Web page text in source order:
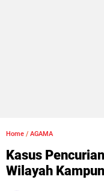
Home / AGAMA
Kasus
Wilayah